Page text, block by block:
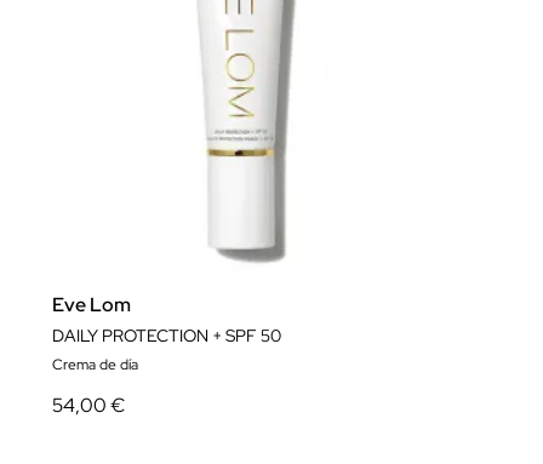
Eve Lom
DAILY PROTECTION + SPF 50
Crema de día
54,00 €